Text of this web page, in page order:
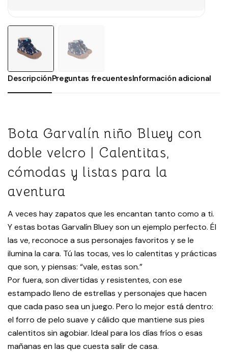
DescripciónPreguntas frecuentesInformación adicional
Bota Garvalín niño Bluey con
doble velcro | Calentitas,
cómodas y listas para la
aventura
A veces hay zapatos que les encantan tanto como a ti.
Y estas botas Garvalín Bluey son un ejemplo perfecto. Él
las ve, reconoce a sus personajes favoritos y se le
ilumina la cara. Tú las tocas, ves lo calentitas y prácticas
que son, y piensas: “vale, estas son.”
Por fuera, son divertidas y resistentes, con ese
estampado lleno de estrellas y personajes que hacen
que cada paso sea un juego. Pero lo mejor está dentro:
el forro de pelo suave y cálido que mantiene sus pies
calentitos sin agobiar. Ideal para los días fríos o esas
mañanas en las que cuesta salir de casa.